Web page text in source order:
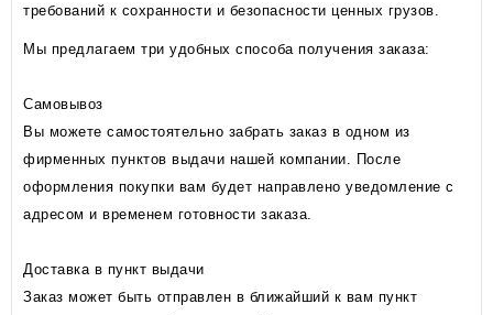
требований к сохранности и безопасности ценных грузов.
Мы предлагаем три удобных способа получения заказа:
Самовывоз
Вы можете самостоятельно забрать заказ в одном из
фирменных пунктов выдачи нашей компании. После
оформления покупки вам будет направлено уведомление с
адресом и временем готовности заказа.
Доставка в пункт выдачи
Заказ может быть отправлен в ближайший к вам пункт